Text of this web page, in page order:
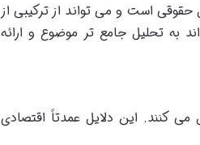
حقوقی است و می تواند از ترکیبی از
به تحلیل جامع تر موضوع و ارائه
کنند. این دلایل عمدتاً اقتصادی